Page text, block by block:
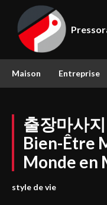
Maison Entreprise
출장마사
Bien-Être
Monde en
style de vie